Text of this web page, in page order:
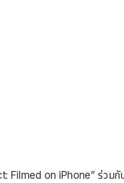
Filmed on iPhone” ร่ว